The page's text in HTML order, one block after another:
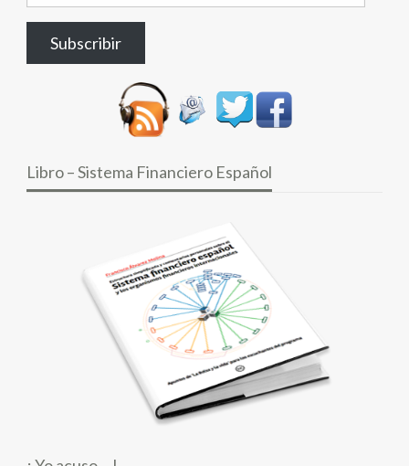
de
electrónico
Subscribir
Libro – Sistema Financiero Español